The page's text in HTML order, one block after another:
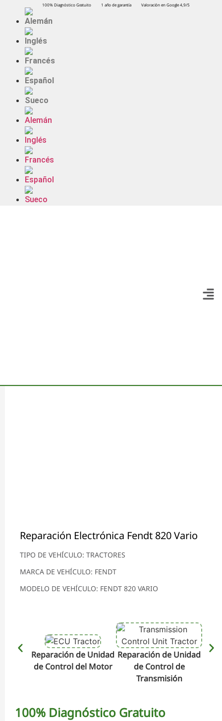
100% Diagnóstico Gratuito 1 año de garantía Valoración en Google 4,9/5
Reparación Electrónica Fendt 820 Vario
TIPO DE VEHÍCULO: TRACTORES
MARCA DE VEHÍCULO: FENDT
MODELO DE VEHÍCULO: FENDT 820 VARIO
Reparación de Unidad
de Control del Motor
Reparación de Unidad
de Control de
Transmisión
100% Diagnóstico Gratuito